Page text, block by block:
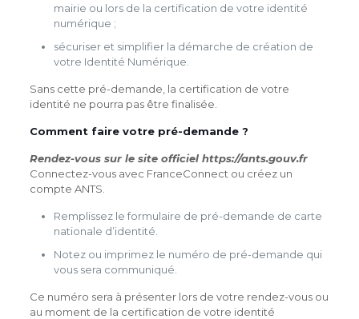
mairie ou lors de la certification de votre identité
numérique ;
sécuriser et simplifier la démarche de création de
votre Identité Numérique.
Sans cette pré-demande, la certification de votre
identité ne pourra pas être finalisée.
Comment faire votre pré-demande ?
Rendez-vous sur le site officiel https://ants.gouv.fr
Connectez-vous avec FranceConnect ou créez un
compte ANTS.
Remplissez le formulaire de pré-demande de carte
nationale d’identité.
Notez ou imprimez le numéro de pré-demande qui
vous sera communiqué.
Ce numéro sera à présenter lors de votre rendez-vous ou
au moment de la certification de votre identité